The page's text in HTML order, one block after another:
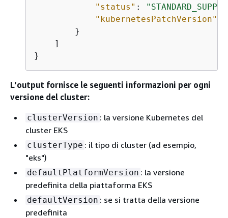
"status" :
"kubernetesPatchVersion"
        }
    ]
}
L’output fornisce le seguenti informazioni per ogni
versione del cluster:
clusterVersion : la versione Kubernetes del
cluster EKS
clusterType : il tipo di cluster (ad esempio,
"eks")
defaultPlatformVersion : la versione
predefinita della piattaforma EKS
defaultVersion : se si tratta della versione
predefinita